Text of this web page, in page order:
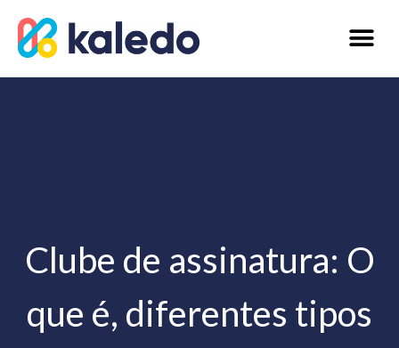
Clube de assinatura: O
que é, diferentes tipos